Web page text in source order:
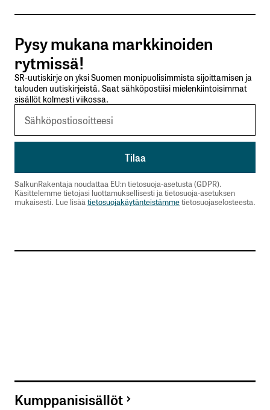
Tilaa SalkunRakentajan uutiskirje
Lähetä kommentti
Pysy mukana markkinoiden
rytmissä!
SR-uutiskirje on yksi Suomen monipuolisimmista sijoittamisen ja
talouden uutiskirjeistä. Saat sähköpostiisi mielenkiintoisimmat
sisällöt kolmesti viikossa.
SalkunRakentaja noudattaa EU:n tietosuoja-asetusta (GDPR).
Käsittelemme tietojasi luottamuksellisesti ja tietosuoja-asetuksen
mukaisesti. Lue lisää tietosuojakäytänteistämmetietosuojaselosteesta.
Kumppanisisällöt